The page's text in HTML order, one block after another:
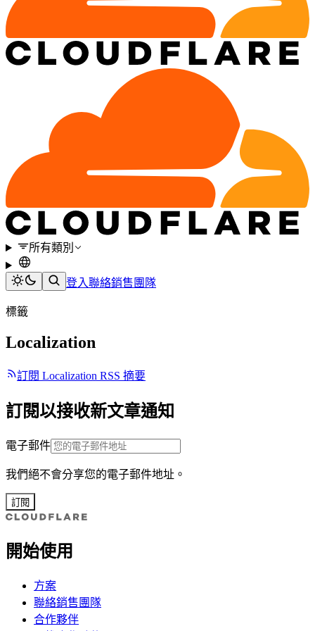
所有類別
登入聯絡銷售團隊
標籤
Localization
訂閱 Localization RSS 摘要
訂閱以接收新文章通知
電子郵件
我們絕不會分享您的電子郵件地址。
訂閱
開始使用
方案
聯絡銷售團隊
合作夥伴